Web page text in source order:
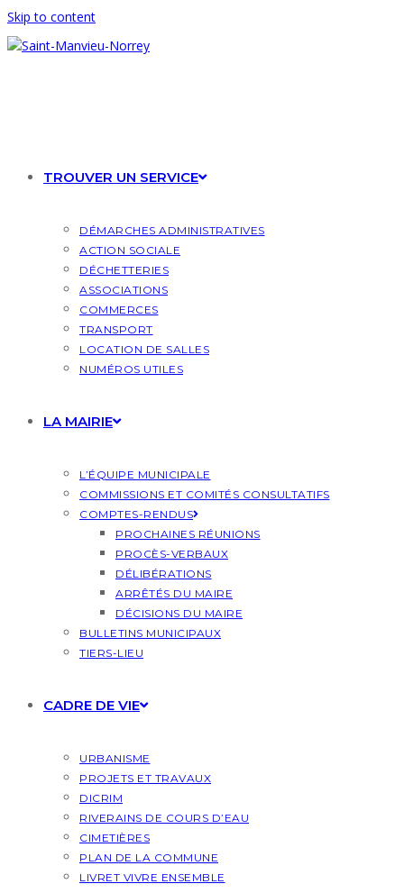
Skip to content
TROUVER UN SERVICE
DÉMARCHES ADMINISTRATIVES
ACTION SOCIALE
DÉCHETTERIES
ASSOCIATIONS
COMMERCES
TRANSPORT
LOCATION DE SALLES
NUMÉROS UTILES
LA MAIRIE
L’ÉQUIPE MUNICIPALE
COMMISSIONS ET COMITÉS CONSULTATIFS
COMPTES-RENDUS
PROCHAINES RÉUNIONS
PROCÈS-VERBAUX
DÉLIBÉRATIONS
ARRÊTÉS DU MAIRE
DÉCISIONS DU MAIRE
BULLETINS MUNICIPAUX
TIERS-LIEU
CADRE DE VIE
URBANISME
PROJETS ET TRAVAUX
DICRIM
RIVERAINS DE COURS D’EAU
CIMETIÈRES
PLAN DE LA COMMUNE
LIVRET VIVRE ENSEMBLE